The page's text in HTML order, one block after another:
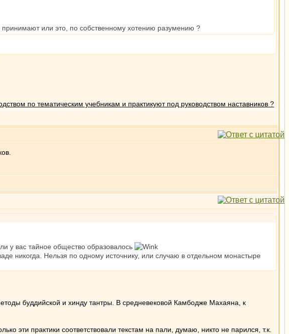
принимают или это, по собственному хотению разумению ?
по тематическим учебникам и практикуют под руководством наставников ?
у вас тайное общество образовалось
никогда. Нельзя по одному источнику, или случаю в отдельном монастыре
буддийской и хинду тантры. В средневековой Камбодже Махаяна, к
эти практики соответствовали текстам на пали, думаю, никто не парился, т.к.